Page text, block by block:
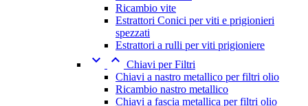
Ricambio vite
Estrattori Conici per viti e prigionieri
spezzati
Estrattori a rulli per viti prigioniere
  Chiavi per Filtri
Chiavi a nastro metallico per filtri olio
Ricambio nastro metallico
Chiavi a fascia metallica per filtri olio